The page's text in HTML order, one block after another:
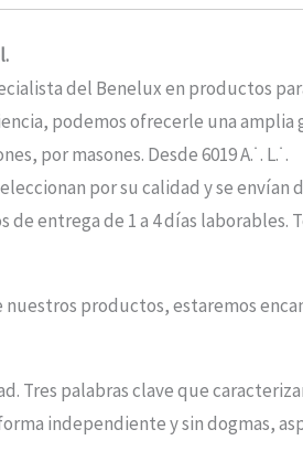
del Benelux en productos
podemos ofrecerle una
por masones. Desde 6019 A.˙. L.˙.
por su calidad y se envían
de entrega de 1 a 4 días
productos, estaremos
Tres palabras clave que
independiente y sin dogmas,